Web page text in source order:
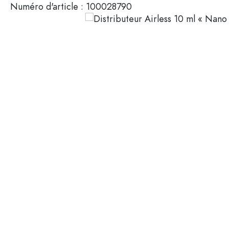
Contenants cosmétiques
Bouteilles en verre 100 ml
Numéro d'article : 100028790